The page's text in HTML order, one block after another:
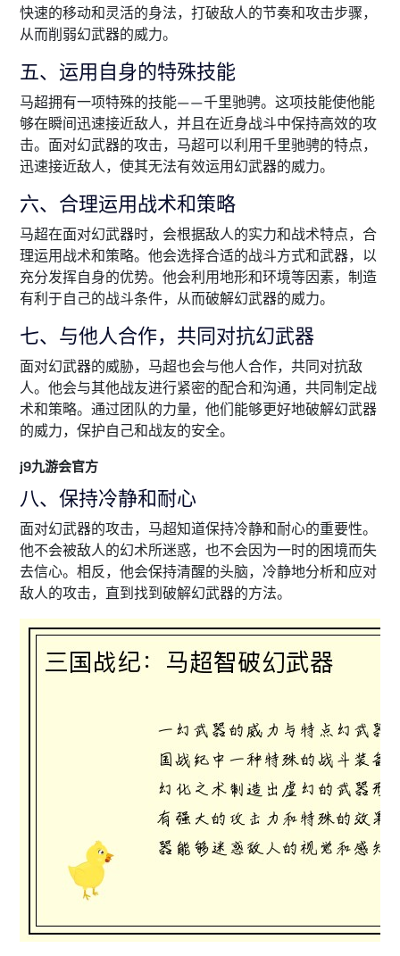
快速的移动和灵活的身法，打破敌人的节奏和攻击步骤，
从而削弱幻武器的威力。
五、运用自身的特殊技能
马超拥有一项特殊的技能——千里驰骋。这项技能使他能
够在瞬间迅速接近敌人，并且在近身战斗中保持高效的攻
击。面对幻武器的攻击，马超可以利用千里驰骋的特点，
迅速接近敌人，使其无法有效运用幻武器的威力。
六、合理运用战术和策略
马超在面对幻武器时，会根据敌人的实力和战术特点，合
理运用战术和策略。他会选择合适的战斗方式和武器，以
充分发挥自身的优势。他会利用地形和环境等因素，制造
有利于自己的战斗条件，从而破解幻武器的威力。
七、与他人合作，共同对抗幻武器
面对幻武器的威胁，马超也会与他人合作，共同对抗敌
人。他会与其他战友进行紧密的配合和沟通，共同制定战
术和策略。通过团队的力量，他们能够更好地破解幻武器
的威力，保护自己和战友的安全。
j9九游会官方
八、保持冷静和耐心
面对幻武器的攻击，马超知道保持冷静和耐心的重要性。
他不会被敌人的幻术所迷惑，也不会因为一时的困境而失
去信心。相反，他会保持清醒的头脑，冷静地分析和应对
敌人的攻击，直到找到破解幻武器的方法。